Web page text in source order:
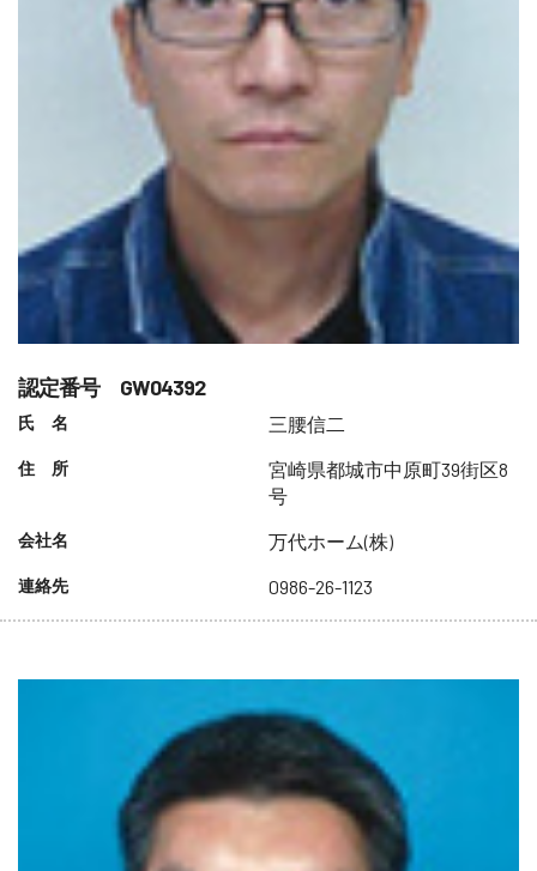
認定番号 GW04392
氏 名 三腰信二
住 所
宮崎県都城市中原町39街区8
号
会社名 万代ホーム(株)
連絡先 0986-26-1123